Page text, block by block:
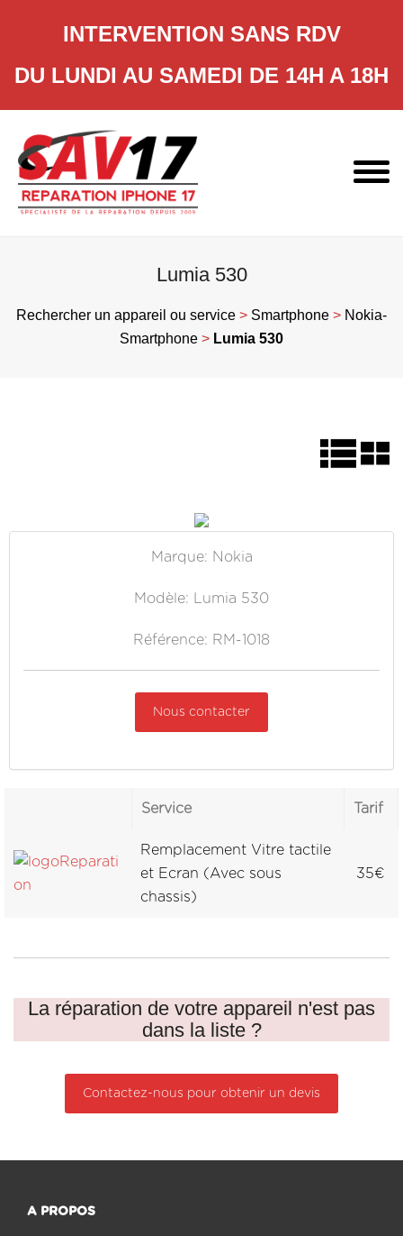
INTERVENTION SANS RDV
DU LUNDI AU SAMEDI DE 14H A 18H
content
Lumia 530
Rechercher un appareil ou service > Smartphone > Nokia-
Smartphone > Lumia 530
Marque: Nokia
Modèle: Lumia 530
Référence: RM-1018
Nous contacter
Service Tarif
Remplacement Vitre tactile
et Ecran (Avec sous
chassis)
35€
La réparation de votre appareil n'est pas
dans la liste ?
Contactez-nous pour obtenir un devis
A PROPOS